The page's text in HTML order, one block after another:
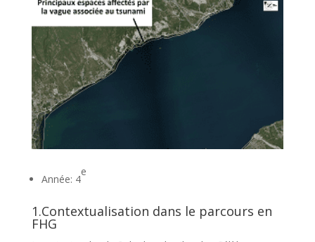
Année: 4
e
1.Contextualisation dans le parcours en
FHG